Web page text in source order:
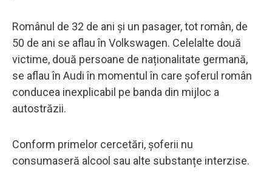
Românul de 32 de ani și un pasager, tot român, de
50 de ani se aflau în Volkswagen. Celelalte două
victime, două persoane de naționalitate germană,
se aflau în Audi în momentul în care șoferul român
conducea inexplicabil pe banda din mijloc a
autostrăzii.
Conform primelor cercetări, șoferii nu
consumaseră alcool sau alte substanțe interzise.